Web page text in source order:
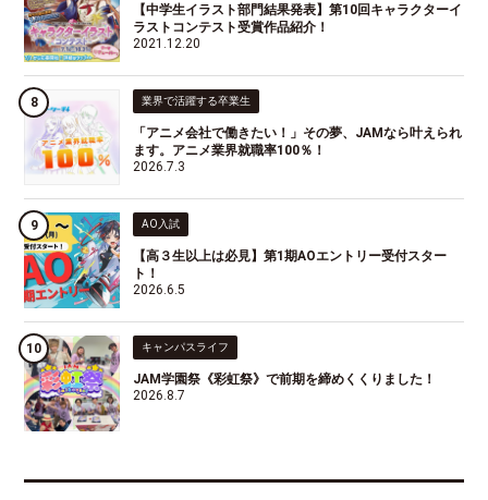
【中学生イラスト部門結果発表】第10回キャラクターイ
ラストコンテスト受賞作品紹介！
2021.12.20
業界で活躍する卒業生
「アニメ会社で働きたい！」その夢、JAMなら叶えられ
ます。アニメ業界就職率100％！
2026.7.3
AO入試
【高３生以上は必見】第1期AOエントリー受付スター
ト！
2026.6.5
キャンパスライフ
JAM学園祭《彩虹祭》で前期を締めくくりました！
2026.8.7